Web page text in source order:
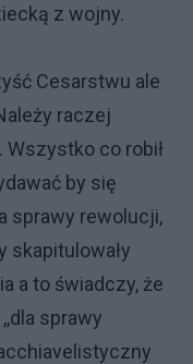
z wojny.
Cesarstwu ale
raczej
co robił
by się
sprawy rewolucji,
skapitulowały
a to świadczy, że
sprawy